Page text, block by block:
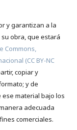
y garantizan a la
obra, que estará
Commons,
(CC BY-NC
copiar y
y de
ese material bajo los
adecuada
comerciales.